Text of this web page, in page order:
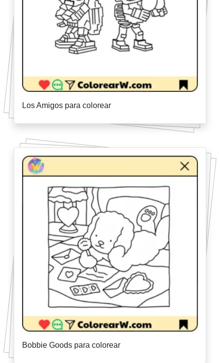
Los Amigos para colorear
Bobbie Goods para colorear